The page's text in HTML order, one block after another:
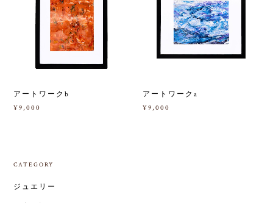
アートワークb
¥9,000
アートワークa
¥9,000
CATEGORY
ジュエリー